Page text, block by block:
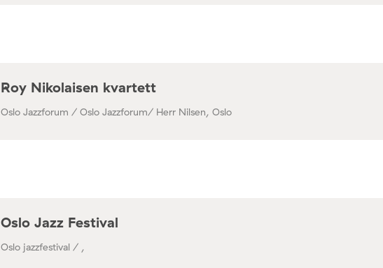
Roy Nikolaisen kvartett
Oslo Jazzforum / Oslo Jazzforum/ Herr Nilsen, Oslo
Oslo Jazz Festival
Oslo jazzfestival / ,